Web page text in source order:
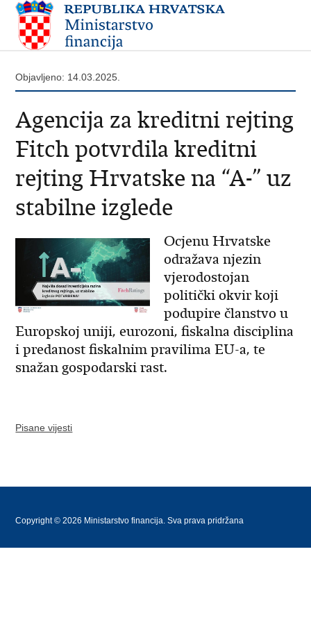
Objavljeno: 14.03.2025.
Agencija za kreditni rejting
Fitch potvrdila kreditni
rejting Hrvatske na “A-” uz
stabilne izglede
Ocjenu Hrvatske
odražava njezin
vjerodostojan
politički okvir koji
podupire članstvo u
Europskoj uniji, eurozoni, fiskalna disciplina
i predanost fiskalnim pravilima EU-a, te
snažan gospodarski rast.
Pisane vijesti
Copyright © 2026 Ministarstvo financija. Sva prava pridržana